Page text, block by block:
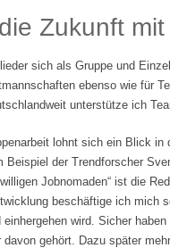
Zukunft
sich als Gruppe und
ebenso wie für
unterstütze ich
lohnt sich ein Blick
der Trendforscher
Jobnomaden“ ist die
beschäftige ich
wird. Sicher
gehört. Dazu später